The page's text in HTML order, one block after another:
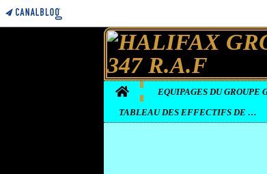
Home
TABLEAU DES EFFECTIFS DE LA BASE D'ELVINGTON